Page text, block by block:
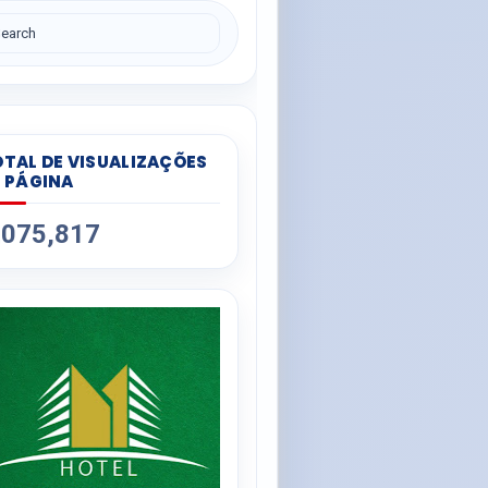
DE VISUALIZAÇÕES
PÁGINA